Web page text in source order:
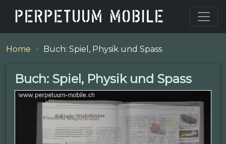
Home Buch: Spiel, Physik und Spass
Buch: Spiel, Physik und Spass